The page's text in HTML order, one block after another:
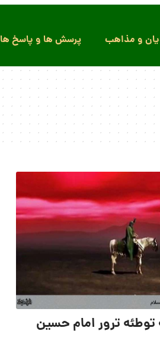
و مذاهب پرسش ها و پاسخ ها
ترور امام حسین